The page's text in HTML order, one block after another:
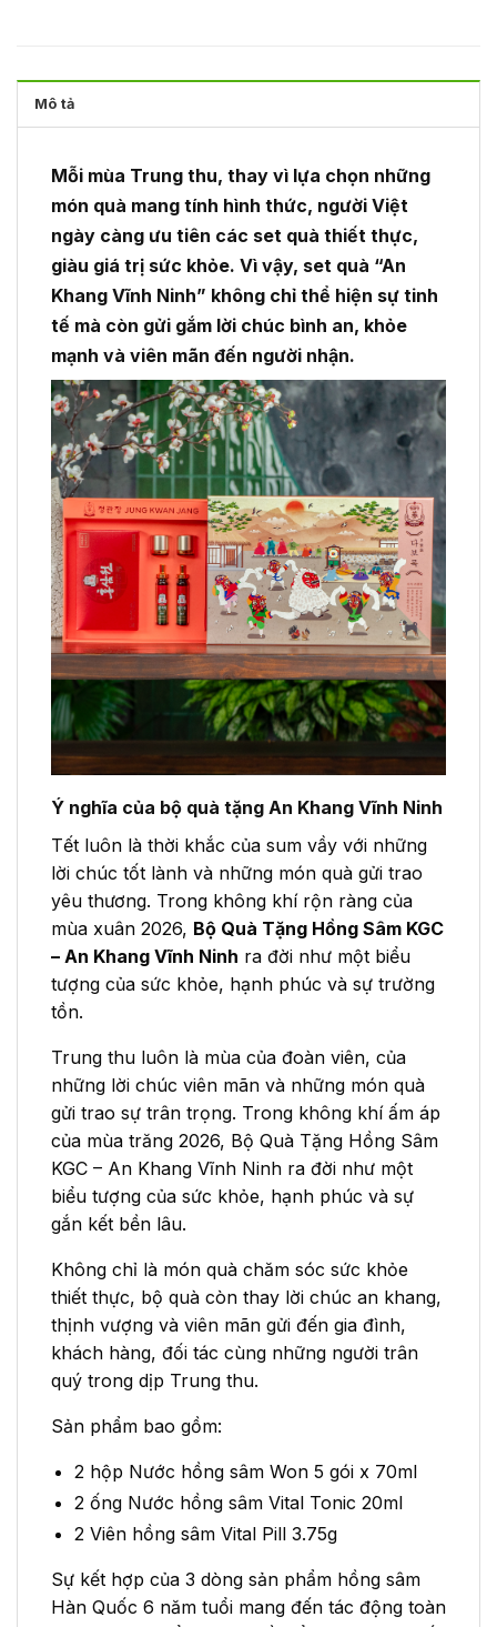
Mô tả
Mỗi mùa Trung thu, thay vì lựa chọn những
món quà mang tính hình thức, người Việt
ngày càng ưu tiên các set quà thiết thực,
giàu giá trị sức khỏe. Vì vậy, set quà “An
Khang Vĩnh Ninh” không chỉ thể hiện sự tinh
tế mà còn gửi gắm lời chúc bình an, khỏe
mạnh và viên mãn đến người nhận.
Ý nghĩa của bộ quà tặng An Khang Vĩnh Ninh
Tết luôn là thời khắc của sum vầy với những
lời chúc tốt lành và những món quà gửi trao
yêu thương. Trong không khí rộn ràng của
mùa xuân 2026, Bộ Quà Tặng Hồng Sâm KGC
– An Khang Vĩnh Ninh ra đời như một biểu
tượng của sức khỏe, hạnh phúc và sự trường
tồn.
Trung thu luôn là mùa của đoàn viên, của
những lời chúc viên mãn và những món quà
gửi trao sự trân trọng. Trong không khí ấm áp
của mùa trăng 2026, Bộ Quà Tặng Hồng Sâm
KGC – An Khang Vĩnh Ninh ra đời như một
biểu tượng của sức khỏe, hạnh phúc và sự
gắn kết bền lâu.
Không chỉ là món quà chăm sóc sức khỏe
thiết thực, bộ quà còn thay lời chúc an khang,
thịnh vượng và viên mãn gửi đến gia đình,
khách hàng, đối tác cùng những người trân
quý trong dịp Trung thu.
Sản phẩm bao gồm:
2 hộp Nước hồng sâm Won 5 gói x 70ml
2 ống Nước hồng sâm Vital Tonic 20ml
2 Viên hồng sâm Vital Pill 3.75g
Sự kết hợp của 3 dòng sản phẩm hồng sâm
Hàn Quốc 6 năm tuổi mang đến tác động toàn